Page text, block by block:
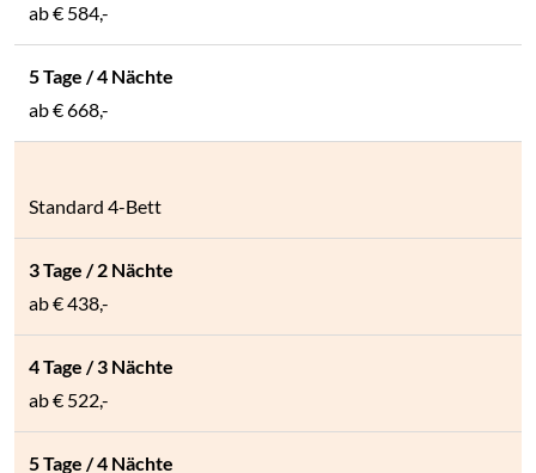
ab€ 584,-
ab€ 668,-
Standard 4-Bett
ab€ 438,-
ab€ 522,-